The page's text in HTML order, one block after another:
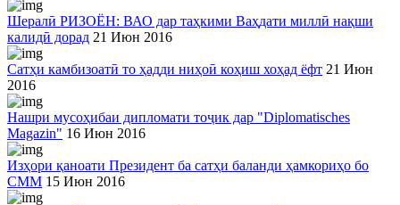
Шералӣ РИЗОЁН: ВАО дар таҳкими Ваҳдати миллӣ нақши
калидӣ дорад 21 Июн 2016
Сатҳи камбизоатӣ то ҳадди ниҳоӣ коҳиш хоҳад ёфт 21 Июн
2016
Нашри мусоҳибаи дипломати тоҷик дар "Diplomatisches
Magazin" 16 Июн 2016
Изҳори қаноати Президент ба сатҳи баланди ҳамкориҳо бо
СММ 15 Июн 2016